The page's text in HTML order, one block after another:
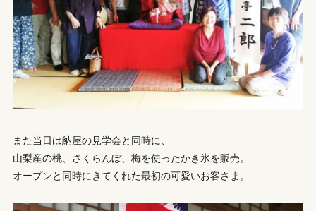
また当日は納屋の見学会と同時に、
山梨産の桃、さくらんぼ、梅を使ったかき氷を販売。
オープンと同時にきてくれた最初の可愛いお客さま。